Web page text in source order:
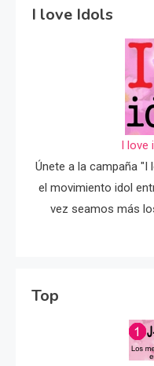
I love Idols
I love
Únete a la campaña "I
el movimiento idol
vez seamos más
Top